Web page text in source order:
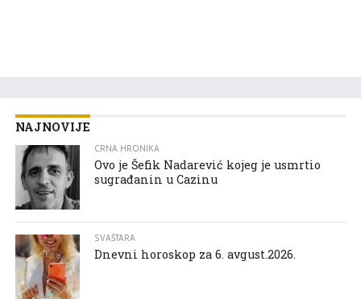
NAJNOVIJE
CRNA HRONIKA
Ovo je Šefik Nadarević kojeg je usmrtio
sugrađanin u Cazinu
SVAŠTARA
Dnevni horoskop za 6. avgust.2026.